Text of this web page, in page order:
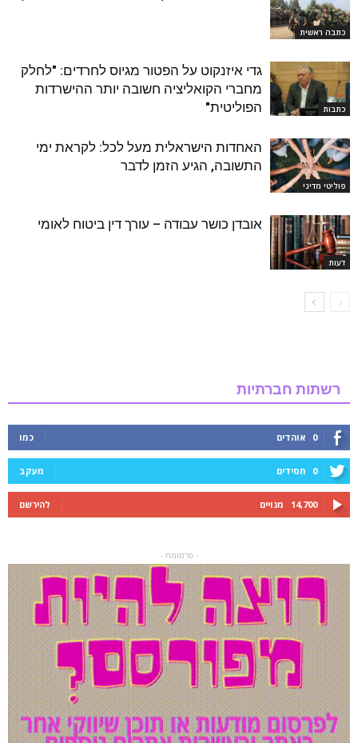
כתבה ראשית
כתבות
גדי איזנקוט על הפטור מגיוס לחרדים: "לחלק
מחברי הקואליציה חשובה יותר ההישרדות
הפוליטית"
פוליטי מדיני
האחדות הישראלית מעל לכל: לקראת ימי
התשובה, הגיע הזמן לדבר
דעות
אובדן כושר עבודה – עורך דין ביטוח לאומי
רשתות חברתיות
0 אוהדים כמו
0 חסידים מעקב
14,700 מנויים להירשם
- פרסומת -